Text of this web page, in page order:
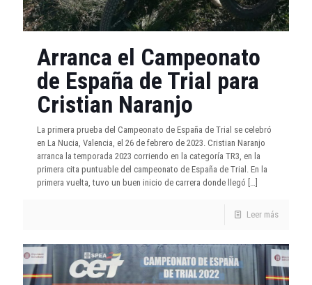
Arranca el Campeonato
de España de Trial para
Cristian Naranjo
La primera prueba del Campeonato de España de Trial se celebró
en La Nucia, Valencia, el 26 de febrero de 2023. Cristian Naranjo
arranca la temporada 2023 corriendo en la categoría TR3, en la
primera cita puntuable del campeonato de España de Trial. En la
primera vuelta, tuvo un buen inicio de carrera donde llegó
Leer más